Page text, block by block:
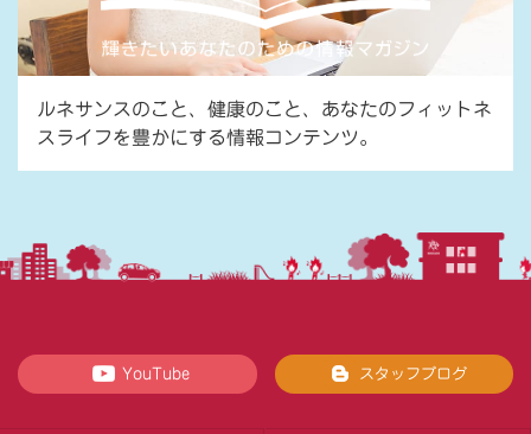
ルネサンスのこと、健康のこと、あなたのフィットネ
スライフを豊かにする情報コンテンツ。
YouTube スタッフブログ